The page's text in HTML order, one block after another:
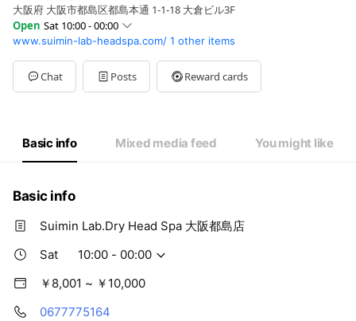
大阪府 大阪市都島区都島本通 1-1-18 大倉ビル3F
Open Sat 10:00 - 00:00
Sun10:00 - 00:00
Mon10:00 - 00:00
Tue10:00 - 00:00
Wed10:00 - 00:00
10:00 - 00:00
www.suimin-lab-headspa.com/ 1 other items
Chat Posts Reward cards
Basic info Mixed media feed You might like
Basic info
Suimin Lab.Dry Head Spa 大阪都島店
Sat
10:00 - 00:00
￥8,001 ~ ￥10,000
0677775164